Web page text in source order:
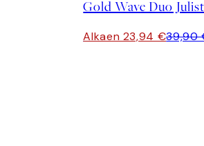
Gold Wave Duo
Alkaen 23,94 €39,90